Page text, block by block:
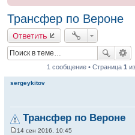
Трансфер по Вероне
Ответить
1 сообщение • Страница1
sergeykitov
Трансфер по Вероне
14 сен 2016, 10:45